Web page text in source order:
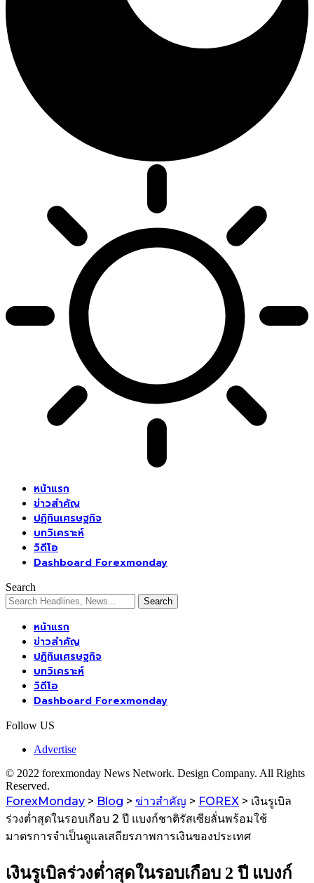
หน้าแรก
ข่าวสำคัญ
ปฏิทินเศรษฐกิจ
บทวิเคราะห์
วิดีโอ
Dashboard Forexmonday
Search
หน้าแรก
ข่าวสำคัญ
ปฏิทินเศรษฐกิจ
บทวิเคราะห์
วิดีโอ
Dashboard Forexmonday
Follow US
Advertise
© 2022 forexmonday News Network. Design Company. All Rights
Reserved.
ForexMonday > Blog > ข่าวสำคัญ > FOREX > เงินรูเบิล
ร่วงต่ำสุดในรอบเกือบ 2 ปี แบงก์ชาติรัสเซียลั่นพร้อมใช้
มาตรการจำเป็นดูแลเสถียรภาพการเงินของประเทศ
เงินรูเบิลร่วงต่ำสุดในรอบเกือบ 2 ปี แบงก์